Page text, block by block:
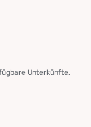
Unterkünfte,